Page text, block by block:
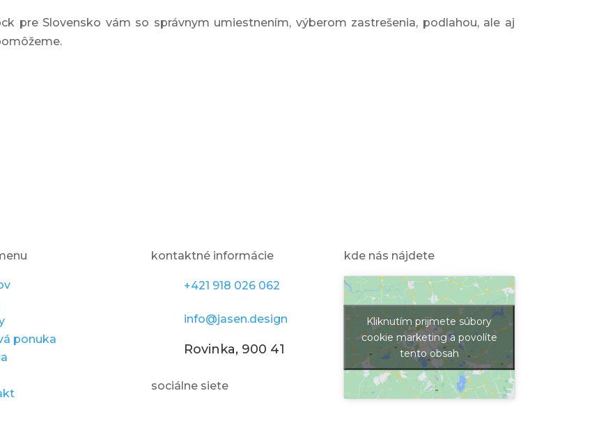
pre Slovensko vám so správnym umiestnením, výberom zastrešenia, podlahou, ale aj
ponuka
kontaktné informácie
+421 918 026 062
info@jasen.design
Rovinka, 900 41
sociálne siete
kde nás nájdete
Kliknutím prijmete súbory
cookie marketing a povolíte
tento obsah